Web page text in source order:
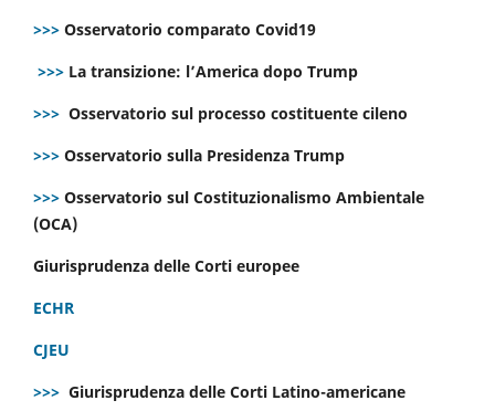
>>> Osservatorio comparato Covid19
>>> La transizione: l’America dopo Trump
>>> Osservatorio sul processo costituente cileno
>>> Osservatorio sulla Presidenza Trump
>>> Osservatorio sul Costituzionalismo Ambientale
(OCA)
Giurisprudenza delle Corti europee
ECHR
CJEU
>>> Giurisprudenza delle Corti Latino-americane